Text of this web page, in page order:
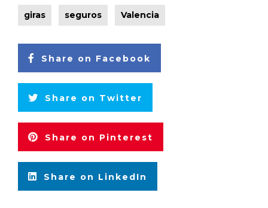
giras seguros Valencia
Share on Facebook
Share on Twitter
Share on Pinterest
Share on LinkedIn